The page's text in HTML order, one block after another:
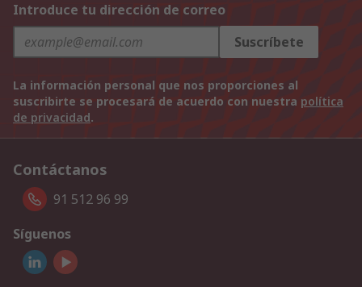
Introduce tu dirección de correo
Suscríbete
La información personal que nos proporciones al
suscribirte se procesará de acuerdo con nuestra política
de privacidad.
Contáctanos
91 512 96 99
Síguenos